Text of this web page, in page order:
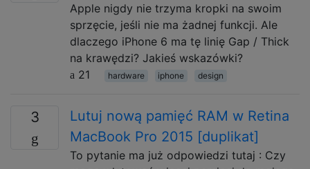
Apple nigdy nie trzyma kropki na swoim
sprzęcie, jeśli nie ma żadnej funkcji. Ale
dlaczego iPhone 6 ma tę linię Gap / Thick
na krawędzi? Jakieś wskazówki?
21
hardware iphone design
3
Lutuj nową pamięć RAM w Retina
MacBook Pro 2015 [duplikat]
To pytanie ma już odpowiedzi tutaj : Czy